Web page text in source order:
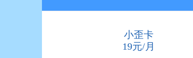
小歪卡
19元/月